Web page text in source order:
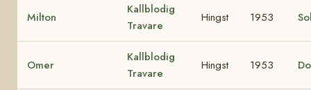
Milton
Kallblodig
Travare
Hingst 1953
Omer
Kallblodig
Travare
Hingst 1953